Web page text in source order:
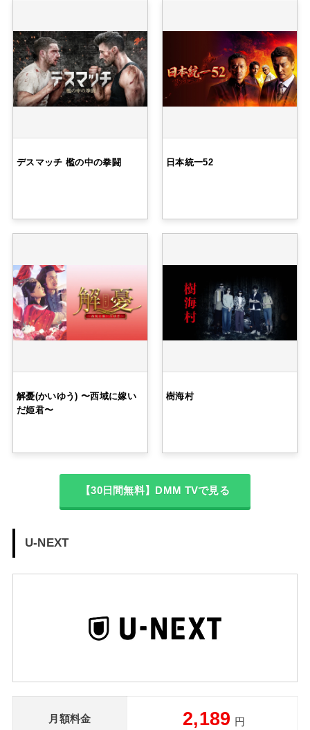
デスマッチ 檻の中の拳闘 日本統一52
解憂(かいゆう) 〜西域に嫁い
だ姫君〜
樹海村
【30日間無料】DMM TVで見る
U-NEXT
月額料金 2,189 円